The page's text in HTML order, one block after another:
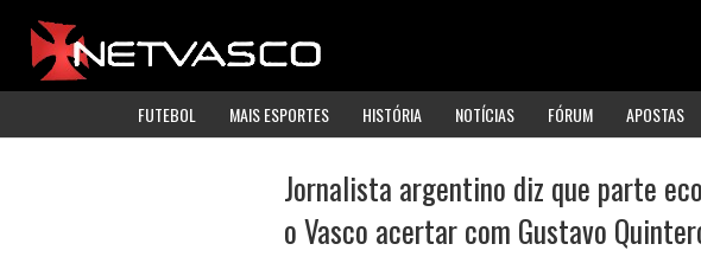
FUTEBOL MAIS ESPORTES HISTÓRIA NOTÍCIAS FÓRUM APOSTAS
Jornalista argentino diz que parte
o Vasco acertar com Gustavo